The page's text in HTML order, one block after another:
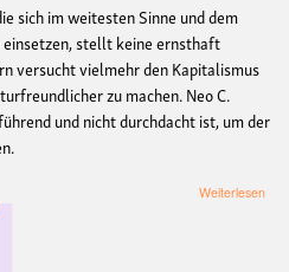
sich im weitesten Sinne und dem
stellt keine ernsthaft
versucht vielmehr den Kapitalismus
zu machen. Neo C.
und nicht durchdacht ist, um der
Weiterlesen